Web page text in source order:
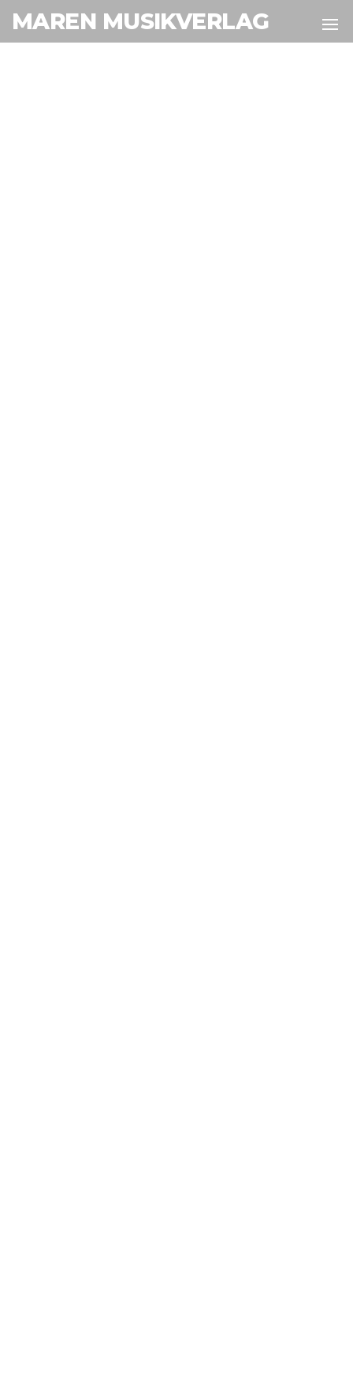
MAREN MUSIKVERLAG